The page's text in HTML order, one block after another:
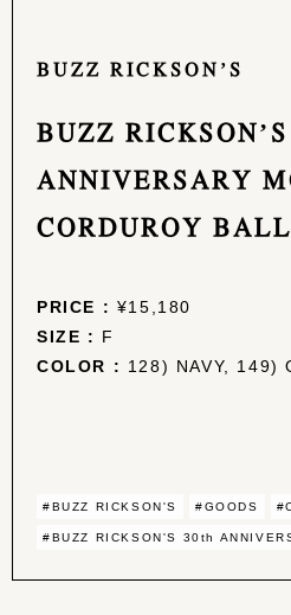
BUZZ RICKSON’S
BUZZ
ANNIVERSARY
CORDUROY
PRICE : ¥15,180
SIZE : F
COLOR : 128) NAVY, 149)
#BUZZ RICKSON'S #GOODS
#BUZZ RICKSON'S 30th